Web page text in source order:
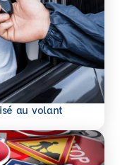
au volant